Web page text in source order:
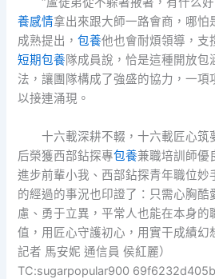
養感情拿出來跟大師一路會商，哪怕
成熟提出，包養他也會耐煩領導，支
短期包養隊成員說，恰是這種開放包
法，讓團隊構成了強盛的協力，一項
以接連涌現。
十六載深耕不輟，十六載匠心筑
后榮獲西部鉆探專包養兼職培訓師優
進步前輩小我、西部鉆探青年職位妙
的經過的事況也印證了：只需心胸酷
慮、勇于立異，平常人也能在本身的
值，用匠心守護初心，用實干成績幻
記者 馬安妮 通信員 侯紅麗）
TC:sugarpopular900